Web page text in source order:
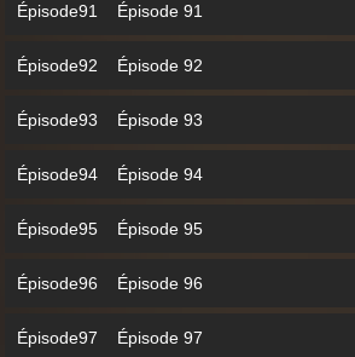
Épisode91 Épisode 91
Épisode92 Épisode 92
Épisode93 Épisode 93
Épisode94 Épisode 94
Épisode95 Épisode 95
Épisode96 Épisode 96
Épisode97 Épisode 97